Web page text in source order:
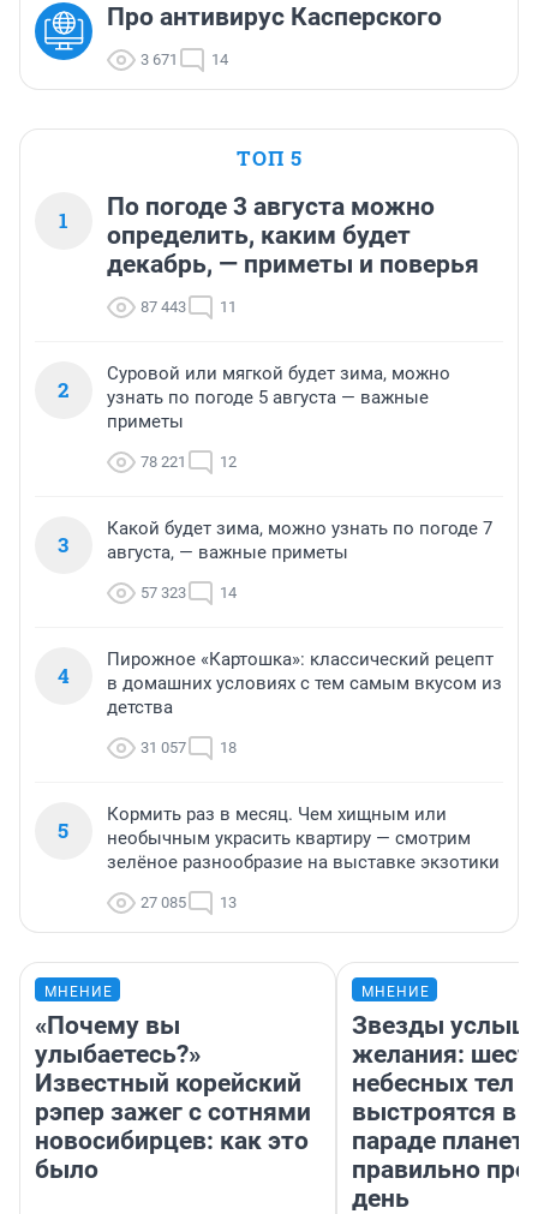
Про антивирус Касперского
3 671 14
ТОП 5
1
По погоде 3 августа можно
определить, каким будет
декабрь, — приметы и поверья
87 443 11
2
Суровой или мягкой будет зима, можно
узнать по погоде 5 августа — важные
приметы
78 221 12
3
Какой будет зима, можно узнать по погоде 7
августа, — важные приметы
57 323 14
4
Пирожное «Картошка»: классический рецепт
в домашних условиях с тем самым вкусом из
детства
31 057 18
5
Кормить раз в месяц. Чем хищным или
необычным украсить квартиру — смотрим
зелёное разнообразие на выставке экзотики
27 085 13
МНЕНИЕ
«Почему вы
улыбаетесь?»
Известный корейский
рэпер зажег с сотнями
новосибирцев: как это
было
МНЕНИЕ
Звезды
желания:
небесных тел
выстроятся в
параде планет
правильно
день